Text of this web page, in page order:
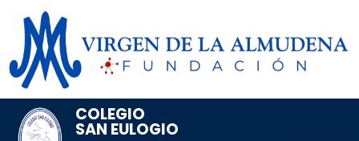
COLEGIO
SAN EULOGIO